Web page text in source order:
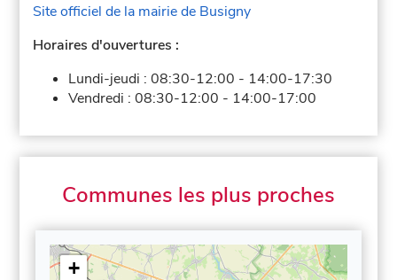
Site officiel de la mairie de Busigny
Horaires d'ouvertures :
Lundi-jeudi :08:30-12:00 - 14:00-17:30
Vendredi :08:30-12:00 - 14:00-17:00
Communes les plus proches
+